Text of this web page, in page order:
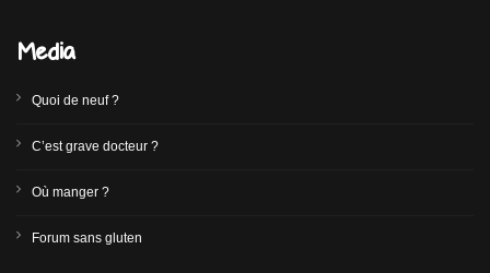
Media
Quoi de neuf ?
C’est grave docteur ?
Où manger ?
Forum sans gluten